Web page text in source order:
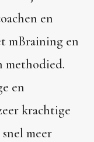
en
mBraining en
methodied.
en
krachtige
meer